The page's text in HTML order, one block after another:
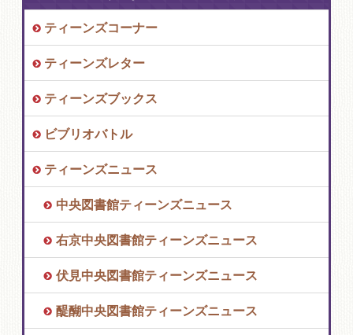
ティーンズコーナー
ティーンズレター
ティーンズブックス
ビブリオバトル
ティーンズニュース
中央図書館ティーンズニュース
右京中央図書館ティーンズニュース
伏見中央図書館ティーンズニュース
醍醐中央図書館ティーンズニュース